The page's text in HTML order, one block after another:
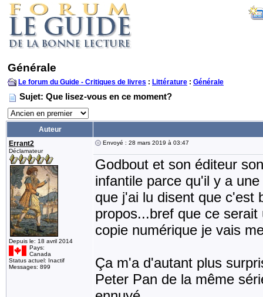
Générale
Le forum du Guide - Critiques de livres : Littérature : Générale
Sujet: Que lisez-vous en ce moment?
Auteur
Errant2
Déclamateur
Depuis le: 18 avril 2014
Pays:
Canada
Status actuel: Inactif
Messages: 899
Envoyé : 28 mars 2019 à 03:47
Godbout et son éditeur
infantile parce qu'il y a
que j'ai lu disent que c'est
propos...bref que ce
copie numérique je vais
Ça m'a d'autant plus
Peter Pan de la même